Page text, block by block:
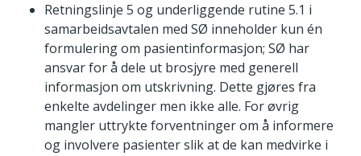
Retningslinje 5 og underliggende rutine 5.1 i
samarbeidsavtalen med SØ inneholder kun én
formulering om pasientinformasjon; SØ har
ansvar for å dele ut brosjyre med generell
informasjon om utskrivning. Dette gjøres fra
enkelte avdelinger men ikke alle. For øvrig
mangler uttrykte forventninger om å informere
og involvere pasienter slik at de kan medvirke i